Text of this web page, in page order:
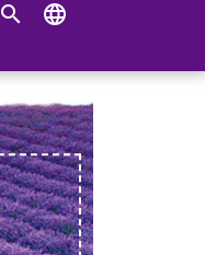
search language